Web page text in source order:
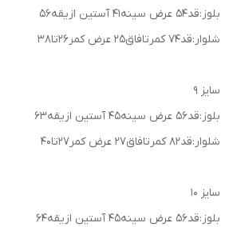
بلوز:قد۵۴ عرض سینه۴۱ آستین ازیقه۵۶
شلوار:قد۷۴ کمرتافاق۲۵ عرض کمر۲۶تا۳۸
سایز ۹
بلوز:قد۵۶ عرض سینه۴۵ آستین ازیقه۶۳
شلوار:قد۸۲ کمرتافاق۲۷ عرض کمر۲۷تا۴۰
سایز ۱۰
بلوز:قد۵۶ عرض سینه۴۵ آستین ازیقه۶۴